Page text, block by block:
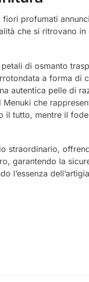
profumati
che si ritrovano
di osmanto
a forma di
autentica pelle di
che
tutto, mentre il
straordinario,
garantendo la
l’essenza